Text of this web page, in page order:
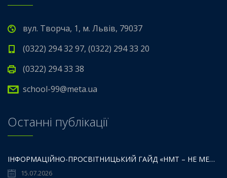
вул. Творча, 1, м. Львів, 79037
(0322) 294 32 97, (0322) 294 33 20
(0322) 294 33 38
school-99@meta.ua
Останні публікації
ІНФОРМАЦІЙНО-ПРОСВІТНИЦЬКИЙ ГАЙД «НМТ – НЕ МЕЖА ТВОЇХ МОЖЛИВОСТЕЙ».
15.07.2026